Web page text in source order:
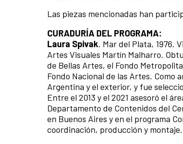
Las piezas mencionadas han
CURADURÍA DEL PROGRAMA:
Laura Spivak. Mar del Plata, 1976.
Artes Visuales Martín Malharro.
de Bellas Artes, el Fondo
Fondo Nacional de las Artes.
Argentina y el exterior, y fue
Entre el 2013 y el 2021 asesoró el
Departamento de Contenidos del
en Buenos Aires y en el programa
coordinación, producción y montaje.